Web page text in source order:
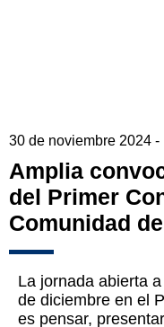
30 de noviembre 2024 -
Amplia
del Primer
Comunidad
La jornada abierta
de diciembre en el
es pensar,